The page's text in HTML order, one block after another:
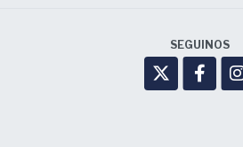
SEGUINOS